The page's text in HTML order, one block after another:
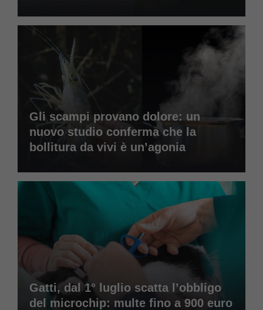
Gli scampi provano dolore: un
nuovo studio conferma che la
bollitura da vivi è un’agonia
Gatti, dal 1° luglio scatta l’obbligo
del microchip: multe fino a 900 euro